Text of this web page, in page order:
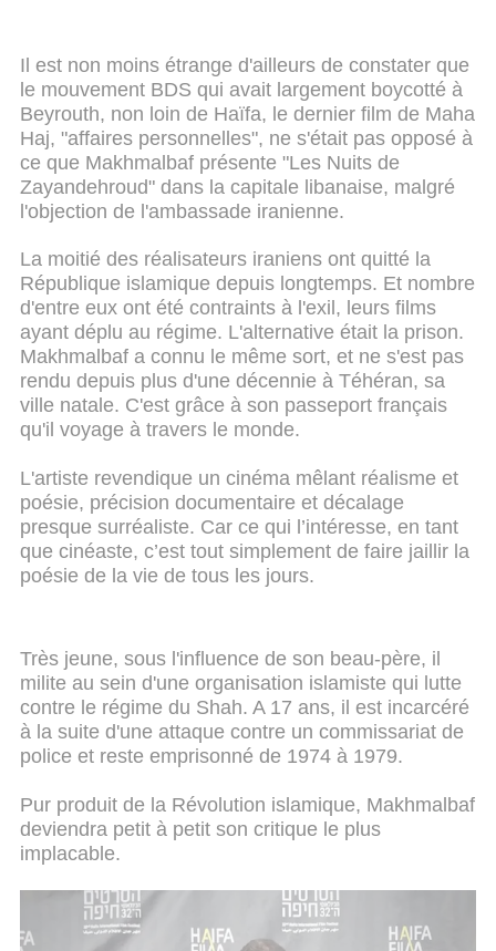
Il est non moins étrange d'ailleurs de constater que
le mouvement BDS qui avait largement boycotté à
Beyrouth, non loin de Haïfa, le dernier film de Maha
Haj, "affaires personnelles", ne s'était pas opposé à
ce que Makhmalbaf présente "Les Nuits de
Zayandehroud" dans la capitale libanaise, malgré
l'objection de l'ambassade iranienne.
La moitié des réalisateurs iraniens ont quitté la
République islamique depuis longtemps. Et nombre
d'entre eux ont été contraints à l'exil, leurs films
ayant déplu au régime. L'alternative était la prison.
Makhmalbaf a connu le même sort, et ne s'est pas
rendu depuis plus d'une décennie à Téhéran, sa
ville natale. C'est grâce à son passeport français
qu'il voyage à travers le monde.
L'artiste revendique un cinéma mêlant réalisme et
poésie, précision documentaire et décalage
presque surréaliste. Car ce qui l’intéresse, en tant
que cinéaste, c’est tout simplement de faire jaillir la
poésie de la vie de tous les jours.
Très jeune, sous l'influence de son beau-père, il
milite au sein d'une organisation islamiste qui lutte
contre le régime du Shah. A 17 ans, il est incarcéré
à la suite d'une attaque contre un commissariat de
police et reste emprisonné de 1974 à 1979.
Pur produit de la Révolution islamique, Makhmalbaf
deviendra petit à petit son critique le plus
implacable.